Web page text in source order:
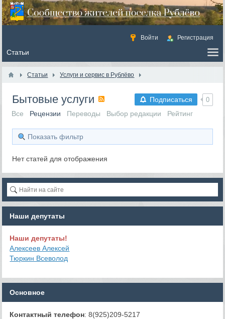
Войти Регистрация
Статьи Услуги и сервис в Рублёво
Подписаться 0
Бытовые услуги
Все Рецензии Переводы Выбор редакции Рейтинг
Показать фильтр
Нет статей для отображения
Наши депутаты
Наши депутаты!
Алексеев Алексей
Тюркин Всеволод
Основное
Контактный телефон: 8(925)209-5217